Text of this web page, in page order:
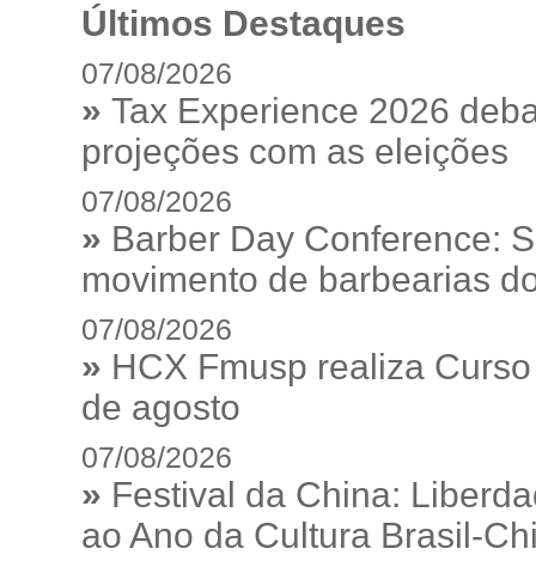
Últimos Destaques
07/08/2026
» Tax Experience 2026
projeções com as eleições
07/08/2026
» Barber Day Conference:
movimento de barbearias
07/08/2026
» HCX Fmusp realiza
de agosto
07/08/2026
» Festival da China:
ao Ano da Cultura Brasil-